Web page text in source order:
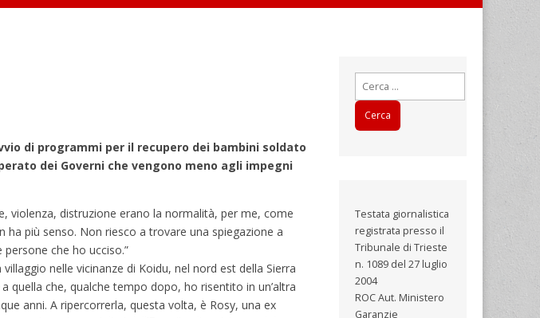
di programmi per il recupero dei bambini soldato
dei Governi che vengono meno agli impegni
violenza, distruzione erano la normalità, per me, come
più senso. Non riesco a trovare una spiegazione a
che ho ucciso.”
nelle vicinanze di Koidu, nel nord est della Sierra
che, qualche tempo dopo, ho risentito in un’altra
anni. A ripercorrerla, questa volta, è Rosy, una ex
Ricerca
per:
Testata giornalistica
registrata presso il
Tribunale di Trieste
n. 1089 del 27 luglio
2004
ROC Aut. Ministero
Garanzie